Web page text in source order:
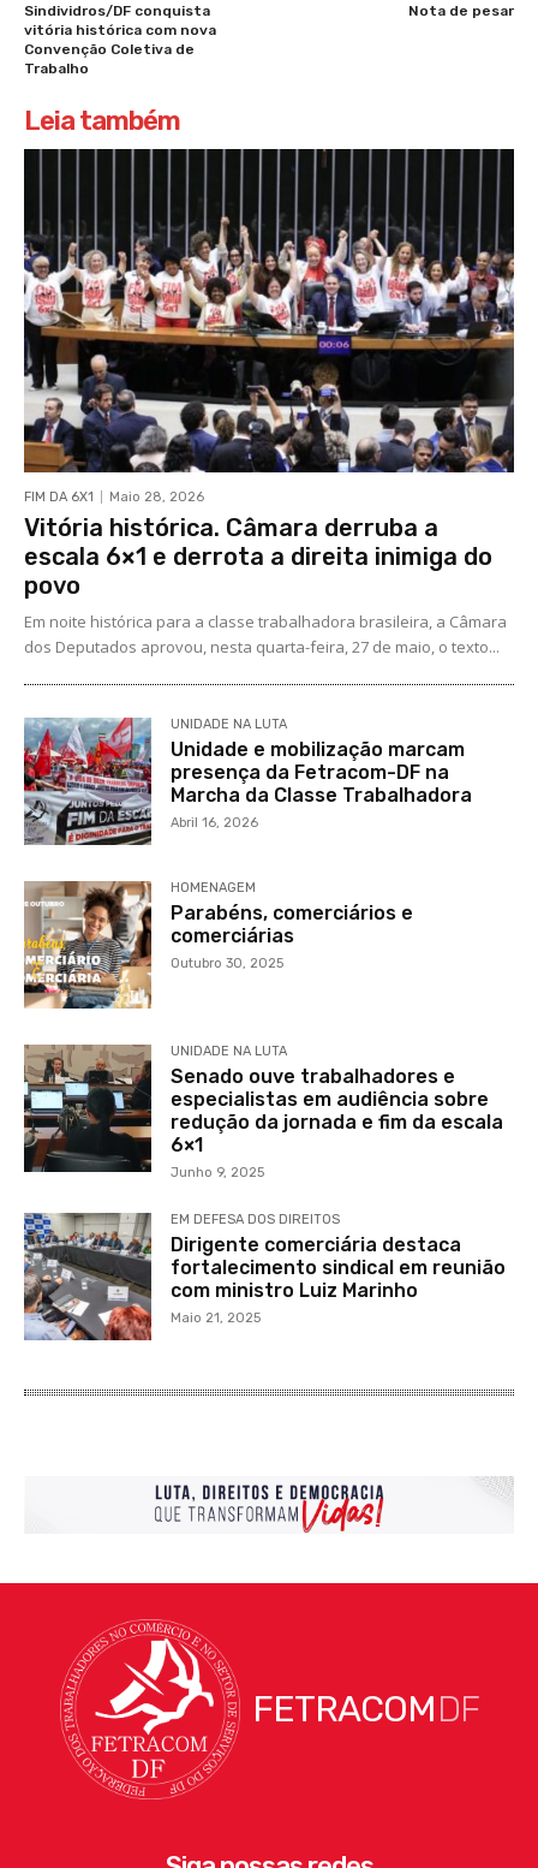
Sindividros/DF conquista
vitória histórica com nova
Convenção Coletiva de
Trabalho
Nota de pesar
Leia também
FIM DA 6X1 Maio 28, 2026
Vitória histórica. Câmara derruba a
escala 6×1 e derrota a direita inimiga do
povo
Em noite histórica para a classe trabalhadora brasileira, a Câmara
dos Deputados aprovou, nesta quarta-feira, 27 de maio, o texto...
UNIDADE NA LUTA
Unidade e mobilização marcam
presença da Fetracom-DF na
Marcha da Classe Trabalhadora
Abril 16, 2026
HOMENAGEM
Parabéns, comerciários e
comerciárias
Outubro 30, 2025
UNIDADE NA LUTA
Senado ouve trabalhadores e
especialistas em audiência sobre
redução da jornada e fim da escala
6×1
Junho 9, 2025
EM DEFESA DOS DIREITOS
Dirigente comerciária destaca
fortalecimento sindical em reunião
com ministro Luiz Marinho
Maio 21, 2025
FETRACOMDF